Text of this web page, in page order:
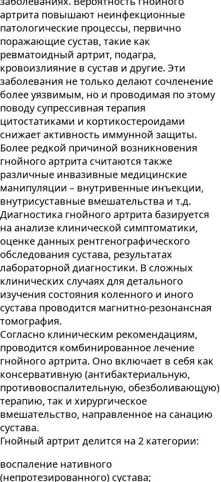
артрита повышают неинфекционные
патологические процессы, первично
поражающие сустав, такие как
ревматоидный артрит, подагра,
кровоизлияние в сустав и другие. Эти
заболевания не только делают сочленение
более уязвимым, но и проводимая по этому
поводу супрессивная терапия
цитостатиками и кортикостероидами
снижает активность иммунной защиты.
Более редкой причиной возникновения
гнойного артрита считаются также
различные инвазивные медицинские
манипуляции – внутривенные инъекции,
внутрисуставные вмешательства и т.д.
Диагностика гнойного артрита базируется
на анализе клинической симптоматики,
оценке данных рентгенографического
обследования сустава, результатах
лабораторной диагностики. В сложных
клинических случаях для детального
изучения состояния коленного и иного
сустава проводится магнитно-резонансная
томография.
Согласно клиническим рекомендациям,
проводится комбинированное лечение
гнойного артрита. Оно включает в себя как
консервативную (антибактериальную,
противовоспалительную, обезболивающую)
терапию, так и хирургическое
вмешательство, направленное на санацию
сустава.
Гнойный артрит делится на 2 категории:
воспаление нативного
(непротезированного) сустава;